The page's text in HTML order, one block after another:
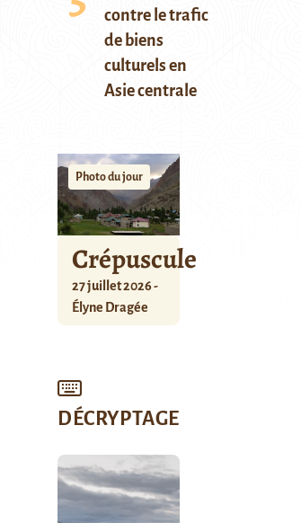
contre le trafic
de biens
culturels en
Asie centrale
Photo du jour
Crépuscule
27 juillet 2026 -
Élyne Dragée
DÉCRYPTAGE